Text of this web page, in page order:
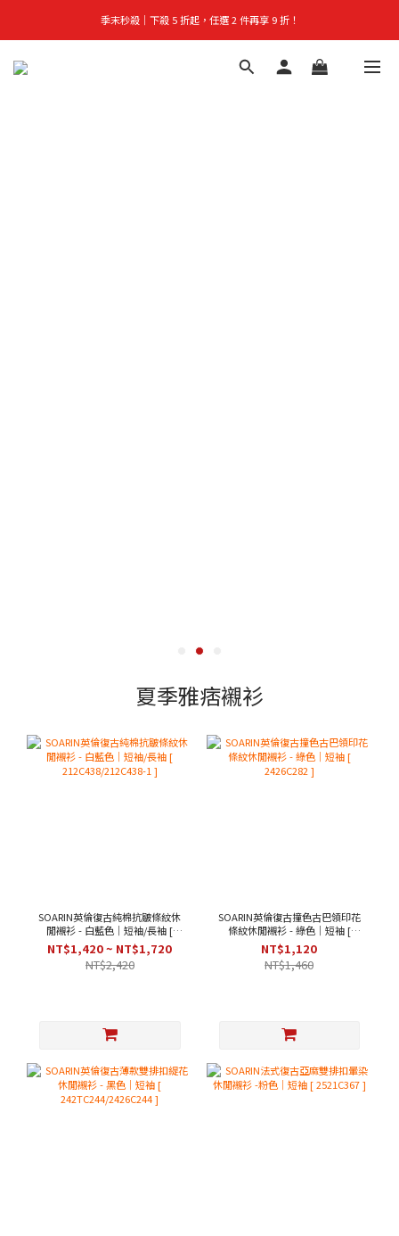
首購禮｜加入會員＞滿$999超取免運費！
季末秒殺｜下殺 5 折起，任選 2 件再享 9 折！
👑立即成為VIP｜全館商品 75 折起！
夏季雅痞襯衫
SOARIN英倫復古純棉抗皺條紋休
閒襯衫 - 白藍色｜短袖/長袖 [
212C438/212C438-1 ]
NT$1,420 ~ NT$1,720
NT$2,420
SOARIN英倫復古撞色古巴領印花
條紋休閒襯衫 - 綠色｜短袖 [
2426C282 ]
NT$1,120
NT$1,460